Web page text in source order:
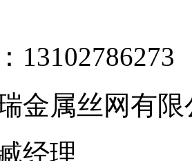
13102786273
金属丝网有限
经理